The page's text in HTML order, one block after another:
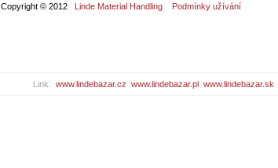
Copyright © 2012 Linde Material Handling Podmínky užívání
Link: www.lindebazar.cz www.lindebazar.pl www.lindebazar.sk